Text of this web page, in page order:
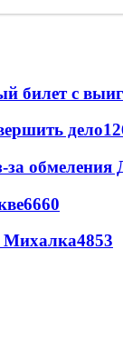
билет с
дело
за обмеления
6660
Михалка4853